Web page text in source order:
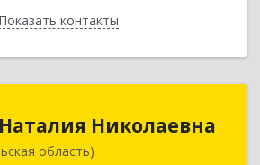
Показать контакты
Назад
Николаевна
область)
г.Мирный, Архангельской обл.,